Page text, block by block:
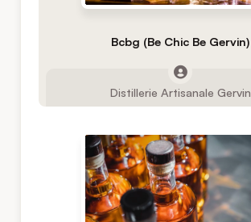
Bcbg (Be Chic Be Gervin)
Distillerie Artisanale Gervin